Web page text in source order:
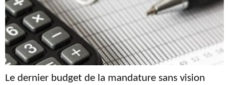
Le dernier budget de la mandature sans vision